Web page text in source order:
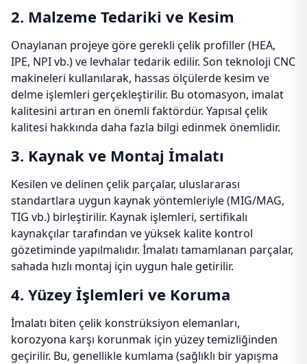
2. Malzeme Tedariki ve Kesim
Onaylanan projeye göre gerekli çelik profiller (HEA,
IPE, NPI vb.) ve levhalar tedarik edilir. Son teknoloji CNC
makineleri kullanılarak, hassas ölçülerde kesim ve
delme işlemleri gerçekleştirilir. Bu otomasyon, imalat
kalitesini artıran en önemli faktördür. Yapısal çelik
kalitesi hakkında daha fazla bilgi edinmek önemlidir.
3. Kaynak ve Montaj İmalatı
Kesilen ve delinen çelik parçalar, uluslararası
standartlara uygun kaynak yöntemleriyle (MIG/MAG,
TIG vb.) birleştirilir. Kaynak işlemleri, sertifikalı
kaynakçılar tarafından ve yüksek kalite kontrol
gözetiminde yapılmalıdır. İmalatı tamamlanan parçalar,
sahada hızlı montaj için uygun hale getirilir.
4. Yüzey İşlemleri ve Koruma
İmalatı biten çelik konstrüksiyon elemanları,
korozyona karşı korunmak için yüzey temizliğinden
geçirilir. Bu, genellikle kumlama (sağlıklı bir yapışma